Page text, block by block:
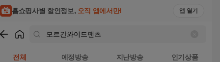
홈쇼핑사별 할인정보, 오직 앱에서만! 앱 열기
전체 예정방송 지난방송 인기상품